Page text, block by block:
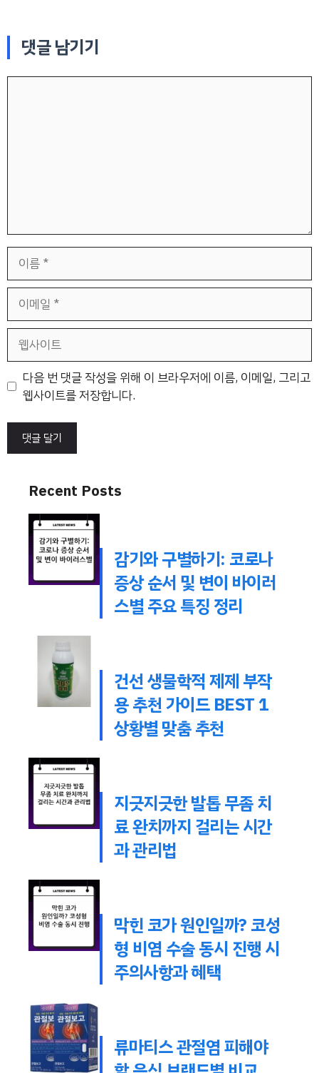
댓글 남기기
일
트
다음 번 댓글 작성을 위해 이 브라우저에 이름, 이메일, 그리고
웹사이트를 저장합니다.
Recent Posts
감기와 구별하기: 코로나
증상 순서 및 변이 바이러
스별 주요 특징 정리
건선 생물학적 제제 부작
용 추천 가이드 BEST 1
상황별 맞춤 추천
지긋지긋한 발톱 무좀 치
료 완치까지 걸리는 시간
과 관리법
막힌 코가 원인일까? 코성
형 비염 수술 동시 진행 시
주의사항과 혜택
류마티스 관절염 피해야